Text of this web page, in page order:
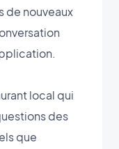
de nouveaux
local qui
des
que